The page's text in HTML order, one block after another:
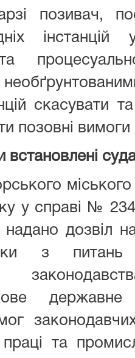
позивач,
та
скасувати
позовні вимоги
міського
у справі №
дозвіл
з
та